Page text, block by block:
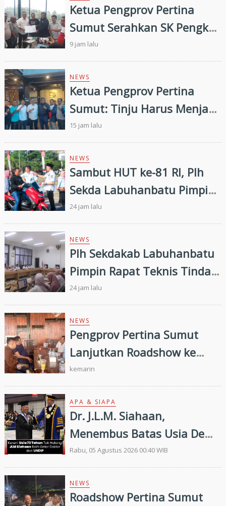
Ketua Pengprov Pertina
Sumut Serahkan SK Pengkab
Pertina Madina Periode
2026–2030
9 jam lalu
NEWS
Ketua Pengprov Pertina
Sumut: Tinju Harus Menjadi
Jalan Membangun Masa
Depan Generasi Muda
15 jam lalu
NEWS
Sambut HUT ke-81 RI, Plh
Sekda Labuhanbatu Pimpin
Pembagian 300 Bendera
Merah Putih
24 jam lalu
NEWS
Plh Sekdakab Labuhanbatu
Pimpin Rapat Teknis Tindak
Lanjut Entry Meeting
Penilaian Kepatuhan
Pelayanan Publik Oleh
Ombudsman RI tahun 2026
24 jam lalu
NEWS
Pengprov Pertina Sumut
Lanjutkan Roadshow ke
Gunung Tua, Konsolidasi
Bersama Pengkab Paluta
dan Palas Jelang Porprovsu
2026
kemarin
APA & SIAPA
Dr. J.L.M. Siahaan,
Menembus Batas Usia Demi
Ilmu Pengetahuan
Rabu, 05 Agustus 2026 00:40 WIB
NEWS
Roadshow Pertina Sumut